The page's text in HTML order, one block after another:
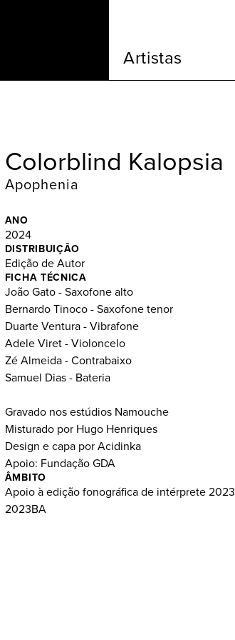
Artistas
Colorblind Kalopsia
Apophenia
ANO
2024
DISTRIBUIÇÃO
Edição de Autor
FICHA TÉCNICA
João Gato - Saxofone alto
Bernardo Tinoco - Saxofone tenor
Duarte Ventura - Vibrafone
Adele Viret - Violoncelo
Zé Almeida - Contrabaixo
Samuel Dias - Bateria
Gravado nos estúdios Namouche
Misturado por Hugo Henriques
Design e capa por Acidinka
Apoio: Fundação GDA
ÂMBITO
Apoio à edição fonográfica de intérprete 2023
2023BA